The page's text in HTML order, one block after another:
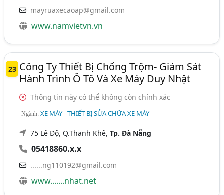
mayruaxecaoap@gmail.com
www.namvietvn.vn
23 Công Ty Thiết Bị Chống Trộm- Giám Sát
Hành Trình Ô Tô Và Xe Máy Duy Nhật
Thông tin này có thể không còn chính xác
Ngành:XE MÁY - THIẾT BỊ SỬA CHỮA XE MÁY
75 Lê Độ, Q.Thanh Khê,Tp. Đà Nẵng
05418860.x.x
......ng110192@gmail.com
www.......nhat.net